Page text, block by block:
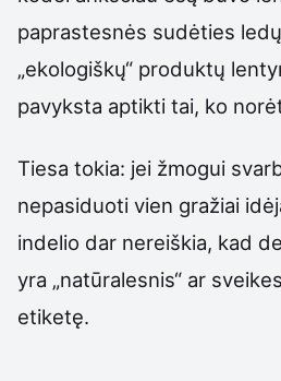
paprastesnės sudėties
„ekologiškų“ produktų
pavyksta aptikti tai, ko
Tiesa tokia: jei žmogui
nepasiduoti vien gražiai
indelio dar nereiškia, kad
yra „natūralesnis“ ar
etiketę.